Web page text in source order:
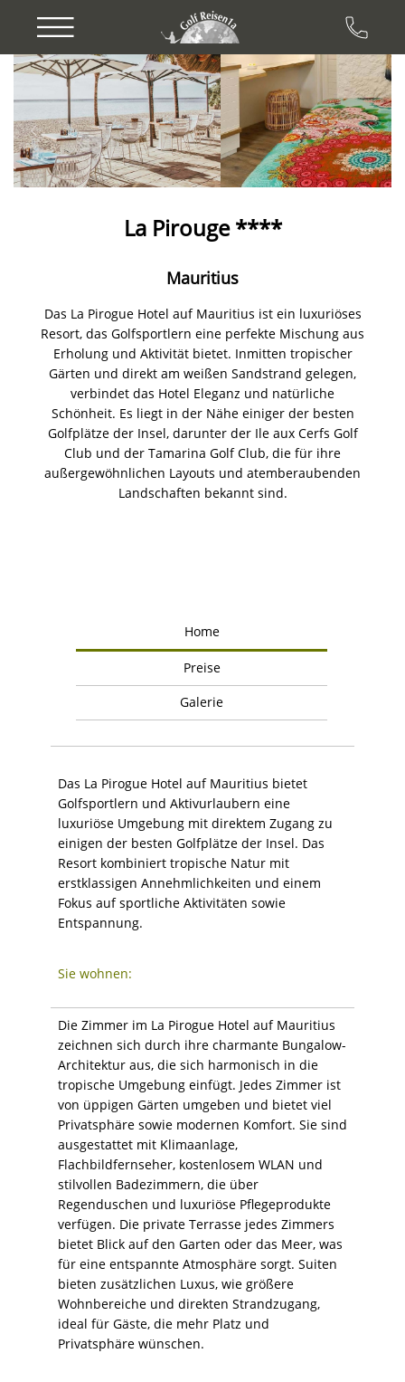
Previous Next
La Pirouge ****
Mauritius
Das La Pirogue Hotel auf Mauritius ist ein luxuriöses
Resort, das Golfsportlern eine perfekte Mischung aus
Erholung und Aktivität bietet. Inmitten tropischer
Gärten und direkt am weißen Sandstrand gelegen,
verbindet das Hotel Eleganz und natürliche
Schönheit. Es liegt in der Nähe einiger der besten
Golfplätze der Insel, darunter der Ile aux Cerfs Golf
Club und der Tamarina Golf Club, die für ihre
außergewöhnlichen Layouts und atemberaubenden
Landschaften bekannt sind.
Home
Preise
Galerie
Das La Pirogue Hotel auf Mauritius bietet
Golfsportlern und Aktivurlaubern eine
luxuriöse Umgebung mit direktem Zugang zu
einigen der besten Golfplätze der Insel. Das
Resort kombiniert tropische Natur mit
erstklassigen Annehmlichkeiten und einem
Fokus auf sportliche Aktivitäten sowie
Entspannung.
Sie wohnen:
Die Zimmer im La Pirogue Hotel auf Mauritius
zeichnen sich durch ihre charmante Bungalow-
Architektur aus, die sich harmonisch in die
tropische Umgebung einfügt. Jedes Zimmer ist
von üppigen Gärten umgeben und bietet viel
Privatsphäre sowie modernen Komfort. Sie sind
ausgestattet mit Klimaanlage,
Flachbildfernseher, kostenlosem WLAN und
stilvollen Badezimmern, die über
Regenduschen und luxuriöse Pflegeprodukte
verfügen. Die private Terrasse jedes Zimmers
bietet Blick auf den Garten oder das Meer, was
für eine entspannte Atmosphäre sorgt. Suiten
bieten zusätzlichen Luxus, wie größere
Wohnbereiche und direkten Strandzugang,
ideal für Gäste, die mehr Platz und
Privatsphäre wünschen.